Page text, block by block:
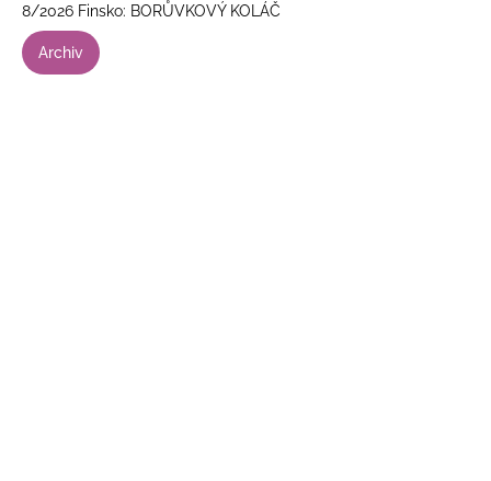
8/2026 Finsko: BORŮVKOVÝ KOLÁČ
Archiv